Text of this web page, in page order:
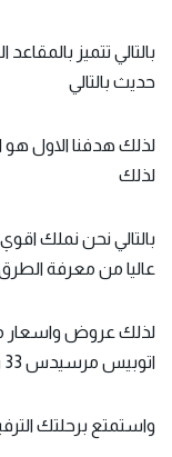
بالتالي تتميز
حديث بالتالي
لذلك هدفنا الاول هو
لذلك
بالتالي نحن نملك
عاليا من معرفة
لذلك عروض واسعار
اتوبيس مرسيدس 33 راكب
واستمتع برحلتك